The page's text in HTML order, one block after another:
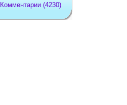
Комментарии (4230)